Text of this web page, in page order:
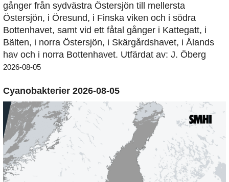
gånger från sydvästra Östersjön till mellersta
Östersjön, i Öresund, i Finska viken och i södra
Bottenhavet, samt vid ett fåtal gånger i Kattegatt, i
Bälten, i norra Östersjön, i Skärgårdshavet, i Ålands
hav och i norra Bottenhavet. Utfärdat av: J. Öberg
2026-08-05
Cyanobakterier 2026-08-05